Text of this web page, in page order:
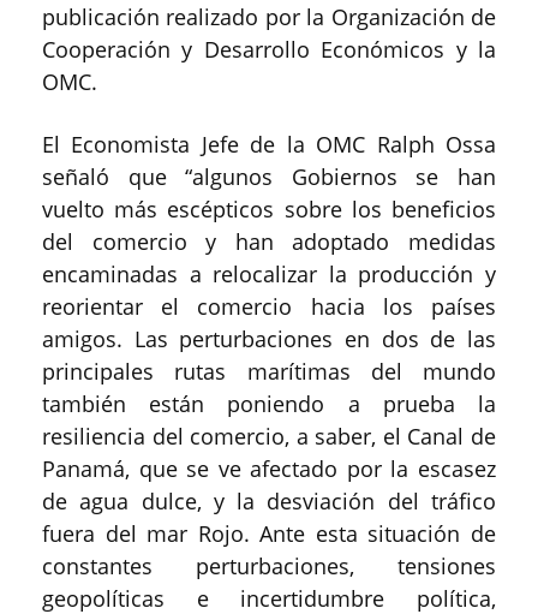
publicación realizado por la Organización de
Cooperación y Desarrollo Económicos y la
OMC.
El Economista Jefe de la OMC Ralph Ossa
señaló que “algunos Gobiernos se han
vuelto más escépticos sobre los beneficios
del comercio y han adoptado medidas
encaminadas a relocalizar la producción y
reorientar el comercio hacia los países
amigos. Las perturbaciones en dos de las
principales rutas marítimas del mundo
también están poniendo a prueba la
resiliencia del comercio, a saber, el Canal de
Panamá, que se ve afectado por la escasez
de agua dulce, y la desviación del tráfico
fuera del mar Rojo. Ante esta situación de
constantes perturbaciones, tensiones
geopolíticas e incertidumbre política,